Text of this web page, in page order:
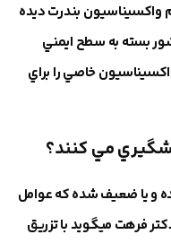
واكسيناسيون بندرت ديده
بسته به سطح ايمني
خاصي را براي
مي كنند؟
و يا ضعيف شده كه عوامل
فرهت میگوید با تزريق